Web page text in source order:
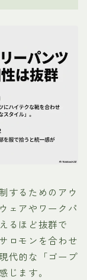
するためのアウ
ェアやワークパ
るほど抜群で
ロモンを合わせ
代的な「ゴープ
じます。